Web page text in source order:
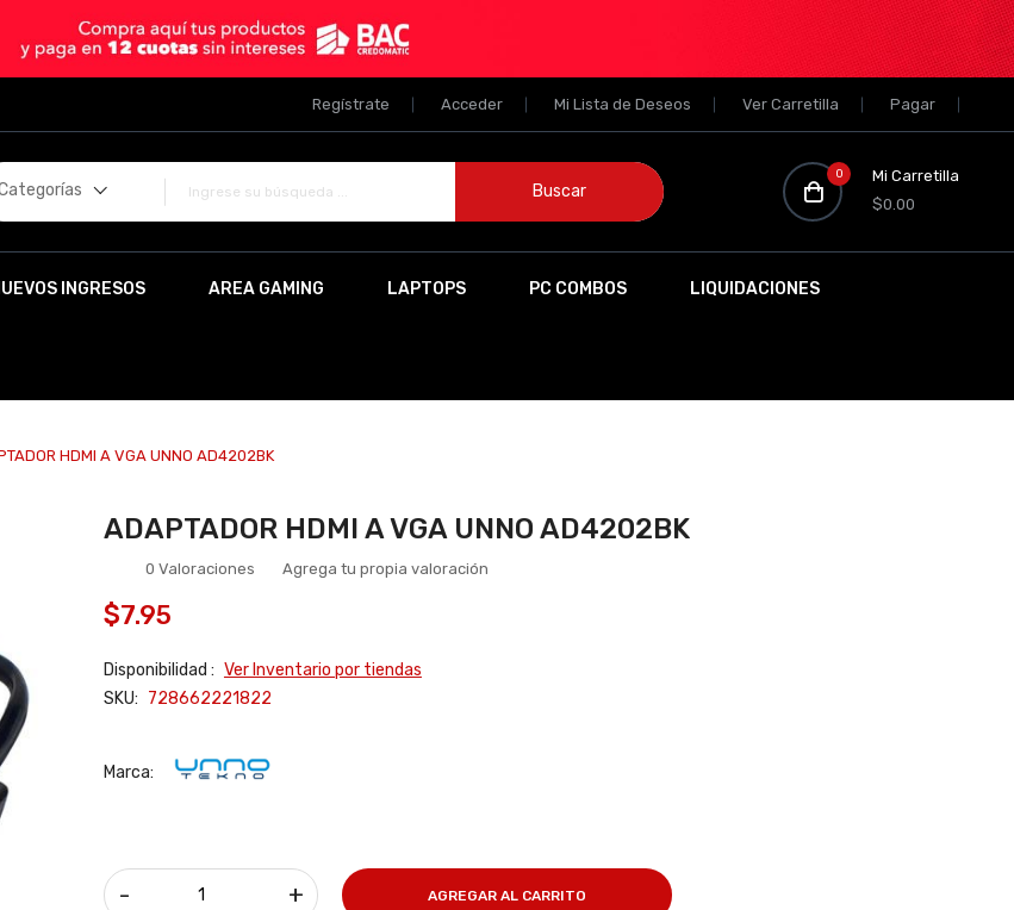
Regístrate Acceder Mi Lista de Deseos Ver Carretilla Pagar
Buscar
0
Mi Carretilla
$0.00
INGRESOS AREA GAMING LAPTOPS PC COMBOS LIQUIDACIONES
HDMI A VGA UNNO AD4202BK
ADAPTADOR HDMI A VGA UNNO AD4202BK
0 Valoraciones Agrega tu propia valoración
$7.95
Disponibilidad : Ver Inventario por tiendas
SKU: 728662221822
Marca:
- + AGREGAR AL CARRITO